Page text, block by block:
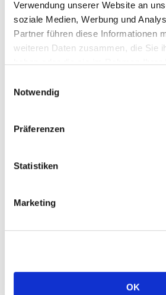
Verwendung unserer Website an
soziale Medien, Werbung und
Partner führen diese Informationen
weiteren Daten zusammen, die Sie
Cookies, wenn Sie unsere
Notwendig
Präferenzen
Statistiken
Marketing
OK
eine fortlaufende inhaltliche
verlinkten Webseiten nicht
Rechtsverletzungen auf
Webseiten bekanntwerden,
Urheberrecht
Die von uns erstellten Werke,
Seiten unterliegen dem
Urheberrechtsgesetz. Die
andere Art der Verwendung
schriftlichen Zustimmung
Erstellers bzw. des jeweiligen
unserer Seiten, oder auch
davon, ist nur für den privaten